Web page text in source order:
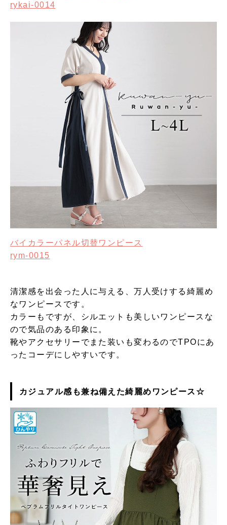
rykai-0014
バイカラーパネル切替ワンピース
rym-0015
清潔感を出会った人に与える、万人受けする綺麗め
なワンピースです。
カラーもですが、シルエットも美しいワンピースな
ので気品のある印象に。
靴やアクセサリーでまた装いも変わるのでTPOにあ
ったコーデにしやすいです。
カジュアル感も兼ね備えた綺麗めワンピース☆